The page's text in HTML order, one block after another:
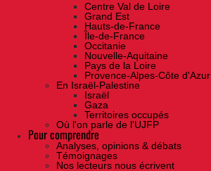
Centre Val de Loire
Grand Est
Hauts-de-France
Île-de-France
Occitanie
Nouvelle-Aquitaine
Pays de la Loire
Provence-Alpes-Côte d'Azur
En Israël-Palestine
Israël
Gaza
Territoires occupés
Où l'on parle de l'UJFP
Pour comprendre
Analyses, opinions & débats
Témoignages
Nos lecteurs nous écrivent